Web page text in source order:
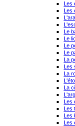
Les
Les
Le
Le
Le
Le
La
Les
La
La
Les
Les
Les
Les